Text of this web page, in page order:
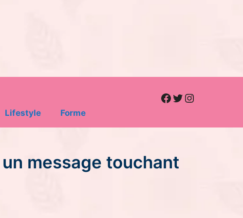
Lifestyle Forme
Facebook
Twitter
Instagram
message touchant